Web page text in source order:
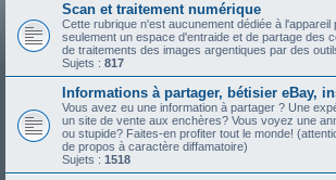
Scan et traitement numérique
Cette rubrique n'est aucunement dédiée à l'appareil
seulement un espace d'entraide et de partage des
de traitements des images argentiques par des
Sujets : 817
Informations à partager, bétisier eBay,
Vous avez eu une information à partager ? Une
un site de vente aux enchères? Vous voyez une
ou stupide? Faites-en profiter tout le monde!
de propos à caractère diffamatoire)
Sujets : 1518